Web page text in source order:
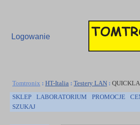
Logowanie
Tomtronix : HT-Italia : Testery LAN :
SKLEP
LABORATORIUM PROMOCJE
SZUKAJ